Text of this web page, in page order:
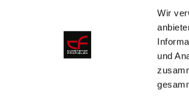
Wir
und
Die Entwicklung kundenspezifischer
Profile zeichnet unser Unternehmen aus.